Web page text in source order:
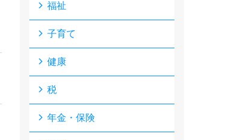
福祉
子育て
健康
税
年金・保険